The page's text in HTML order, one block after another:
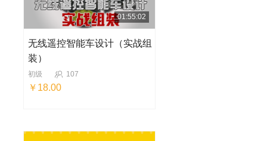
01:55:02
无线遥控智能车设计（实战组
装）
初级 107
￥18.00